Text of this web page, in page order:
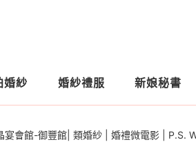
婚紗 婚紗禮服 新娘秘書